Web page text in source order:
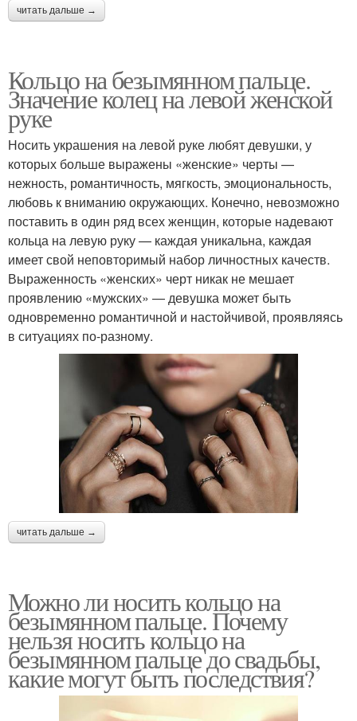
читать дальше →
Кольцо на безымянном пальце.
Значение колец на левой женской
руке
Носить украшения на левой руке любят девушки, у
которых больше выражены «женские» черты —
нежность, романтичность, мягкость, эмоциональность,
любовь к вниманию окружающих. Конечно, невозможно
поставить в один ряд всех женщин, которые надевают
кольца на левую руку — каждая уникальна, каждая
имеет свой неповторимый набор личностных качеств.
Выраженность «женских» черт никак не мешает
проявлению «мужских» — девушка может быть
одновременно романтичной и настойчивой, проявляясь
в ситуациях по-разному.
читать дальше →
Можно ли носить кольцо на
безымянном пальце. Почему
нельзя носить кольцо на
безымянном пальце до свадьбы,
какие могут быть последствия?